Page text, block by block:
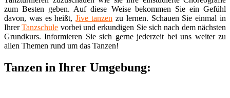
zum Besten geben. Auf diese Weise bekommen Sie ein Gefühl
davon, was es heißt,Jive tanzen zu lernen. Schauen Sie einmal in
IhrerTanzschule vorbei und erkundigen Sie sich nach dem nächsten
Grundkurs. Informieren Sie sich gerne jederzeit bei uns weiter zu
allen Themen rund um das Tanzen!
Tanzen in Ihrer Umgebung: